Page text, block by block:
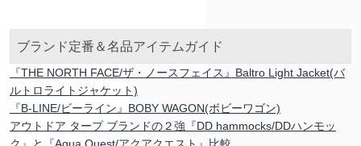
ブランド定番＆名品アイテムガイド
『THE NORTH FACE/ザ・ノースフェイス』Baltro Light Jacket(バ
ルトロライトジャケット)
『B-LINE/ビーライン』BOBY WAGON(ボビーワゴン)
アウトドア タープ ブランドの２強『DD hammocks/DDハンモッ